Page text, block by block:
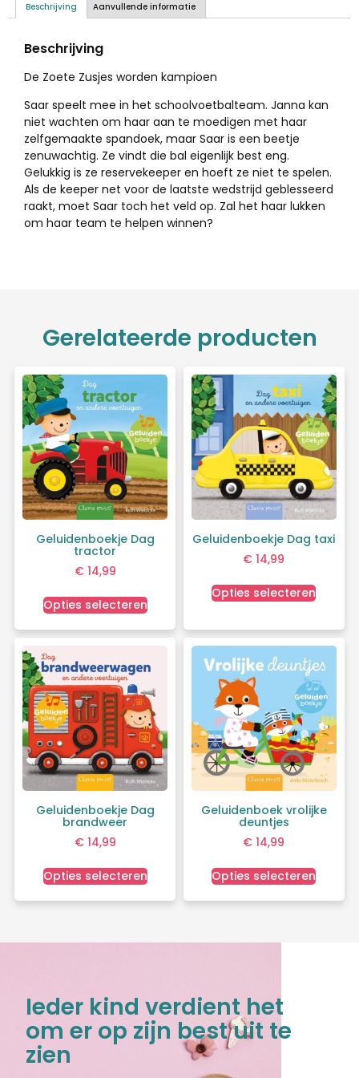
Beschrijving Aanvullende informatie
Beschrijving
De Zoete Zusjes worden kampioen
Saar speelt mee in het schoolvoetbalteam. Janna kan
niet wachten om haar aan te moedigen met haar
zelfgemaakte spandoek, maar Saar is een beetje
zenuwachtig. Ze vindt die bal eigenlijk best eng.
Gelukkig is ze reservekeeper en hoeft ze niet te spelen.
Als de keeper net voor de laatste wedstrijd geblesseerd
raakt, moet Saar toch het veld op. Zal het haar lukken
om haar team te helpen winnen?
Gerelateerde producten
Geluidenboekje Dag
tractor
€14,99
Opties selecteren
Geluidenboekje Dag taxi
€ 14,99
Opties selecteren
Geluidenboekje Dag
brandweer
€14,99
Opties selecteren
Geluidenboek vrolijke
deuntjes
€ 14,99
Opties selecteren
Ieder kind verdient het
om er op zijn best uit te
zien